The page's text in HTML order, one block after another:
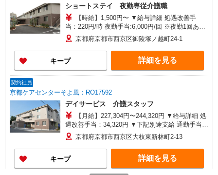
ショートステイ 夜勤専従介護職
【時給】1,500円〜 ▼給与詳細 処遇改善手
当：220円/時 夜勤手当:6,000円/回 ※夜勤1回あた
り30,000円（処遇改善手当含） ▼下記別途支給 通
勤手当 年末年始手当：380円/時 寸志あり：年2回
（6月・12月） ※業績による ※処遇改善手当は試
用期間中(3ヶ月)は支給なし
京都府京都市西京区御陵塚ノ越町24-1
キープ 詳細を見る
契約社員
京都ケアセンターそよ風：RO17592
デイサービス 介護スタッフ
【月給】227,304円〜244,320円 ▼給与詳細 処
遇改善手当：34,320円 ▼下記別途支給 通勤手当
年末年始手当：380円/時 寸志あり：年2回（6月・
12月） ※業績による 特別報酬：平均33.8万円（最
高額130万円） ※2025年6月支給実績 ※処遇改善
手当は試用期間中(3ヶ月)は支給なし
京都府京都市西京区大枝東新林町2-13
キープ 詳細を見る